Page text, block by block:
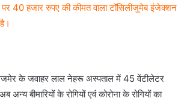
40 हजार रुपए की कीमत वाला टॉसिलीजुमेब इंजेक्शन
के जवाहर लाल नेहरू अस्पताल में 45 वेंटीलेटर
बीमारियों के रोगियों एवं कोरोना के रोगियों का